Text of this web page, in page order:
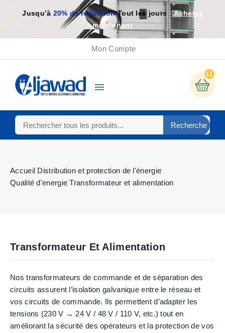
Jusqu’à 20% de réductionTout les jours
Achetez
maintenant
Mon Compte

11
Recherche
Accueil Distribution et protection de l'énergie
Qualité d'energie Transformateur et alimentation
Transformateur Et Alimentation
Nos transformateurs de commande et de séparation des
circuits assurent l’isolation galvanique entre le réseau et
vos circuits de commande. Ils permettent d’adapter les
tensions (230 V → 24 V / 48 V / 110 V, etc.) tout en
améliorant la sécurité des opérateurs et la protection de vos